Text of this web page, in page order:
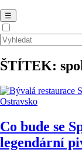
☰
ŠTÍTEK:
Ostravsko
Co bude se
legendární